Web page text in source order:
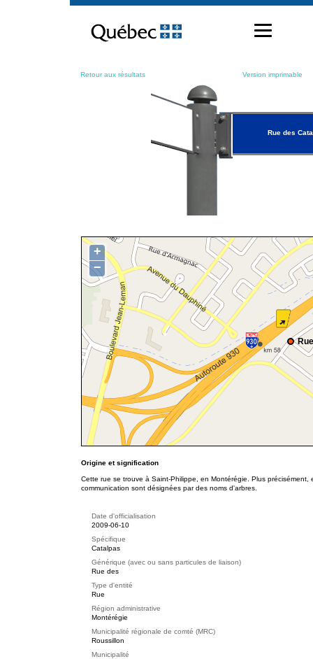
contenu
Retour aux résultats Version imprimable
Rue des
+
−
Origine et signification
Cette rue se trouve à Saint-Philippe, en Montérégie. Plus
communication sont désignées par des noms d'arbres.
Date d'officialisation
2009-06-10
Spécifique
Catalpas
Générique (avec ou sans particules de liaison)
Rue des
Type d'entité
Rue
Région administrative
Montérégie
Municipalité régionale de comté (MRC)
Roussillon
Municipalité